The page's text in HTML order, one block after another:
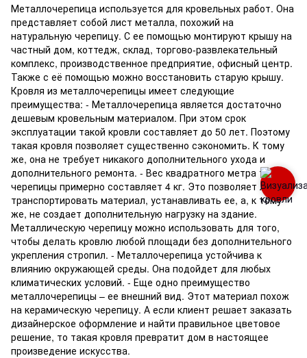
Металлочерепица используется для кровельных работ. Она
представляет собой лист металла, похожий на
натуральную черепицу. С ее помощью монтируют крышу на
частный дом, коттедж, склад, торгово-развлекательный
комплекс, производственное предприятие, офисный центр.
Также с её помощью можно восстановить старую крышу.
Кровля из металлочерепицы имеет следующие
преимущества: - Металлочерепица является достаточно
дешевым кровельным материалом. При этом срок
эксплуатации такой кровли составляет до 50 лет. Поэтому
такая кровля позволяет существенно сэкономить. К тому
же, она не требует никакого дополнительного ухода и
дополнительного ремонта. - Вес квадратного метра такой
черепицы примерно составляет 4 кг. Это позволяет легко
транспортировать материал, устанавливать ее, а, к тому
же, не создает дополнительную нагрузку на здание.
Металлическую черепицу можно использовать для того,
чтобы делать кровлю любой площади без дополнительного
укрепления стропил. - Металлочерепица устойчива к
влиянию окружающей среды. Она подойдет для любых
климатических условий. - Еще одно преимущество
металлочерепицы – ее внешний вид. Этот материал похож
на керамическую черепицу. А если клиент решает заказать
дизайнерское оформление и найти правильное цветовое
решение, то такая кровля превратит дом в настоящее
произведение искусства.